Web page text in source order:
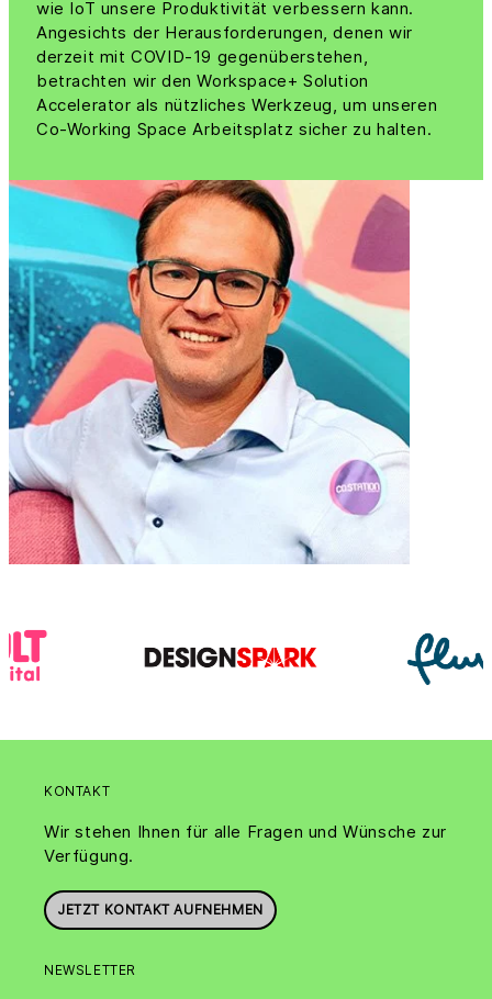
wie IoT unsere Produktivität verbessern kann.
Angesichts der Herausforderungen, denen wir
derzeit mit COVID-19 gegenüberstehen,
betrachten wir den Workspace+ Solution
Accelerator als nützliches Werkzeug, um unseren
Co-Working Space Arbeitsplatz sicher zu halten.
KONTAKT
Wir stehen Ihnen für alle Fragen und Wünsche zur
Verfügung.
JETZT KONTAKT AUFNEHMEN
NEWSLETTER